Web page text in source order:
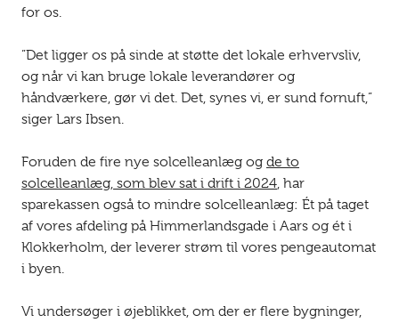
for os.
”Det ligger os på sinde at støtte det lokale erhvervsliv,
og når vi kan bruge lokale leverandører og
håndværkere, gør vi det. Det, synes vi, er sund fornuft,”
siger Lars Ibsen.
Foruden de fire nye solcelleanlæg og de to
solcelleanlæg, som blev sat i drift i 2024, har
sparekassen også to mindre solcelleanlæg: Ét på taget
af vores afdeling på Himmerlandsgade i Aars og ét i
Klokkerholm, der leverer strøm til vores pengeautomat
i byen.
Vi undersøger i øjeblikket, om der er flere bygninger,